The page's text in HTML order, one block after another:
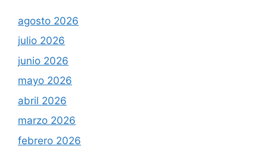
agosto 2026
julio 2026
junio 2026
mayo 2026
abril 2026
marzo 2026
febrero 2026